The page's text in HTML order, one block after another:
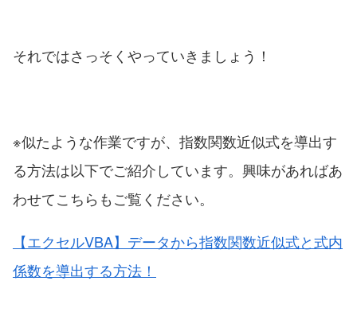
それではさっそくやっていきましょう！
※似たような作業ですが、指数関数近似式を導出す
る方法は以下でご紹介しています。興味があればあ
わせてこちらもご覧ください。
【エクセルVBA】データから指数関数近似式と式内
係数を導出する方法！